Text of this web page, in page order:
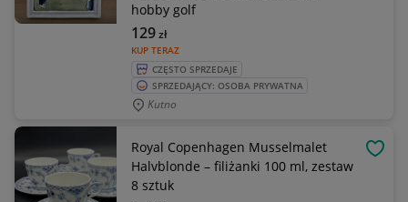
hobby golf
KUP TERAZ
129zł
CZĘSTO SPRZEDAJE
SPRZEDAJĄCY: OSOBA PRYWATNA
Kutno
Royal Copenhagen Musselmalet
Halvblonde – filiżanki 100 ml, zestaw
8 sztuk